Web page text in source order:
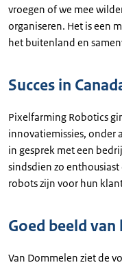
vroegen of we mee
organiseren. Het is een
het buitenland en
Succes in
Pixelfarming Robotics
innovatiemissies, onder
in gesprek met een
sindsdien zo
robots zijn voor hun
Goed beeld
Van Dommelen ziet de